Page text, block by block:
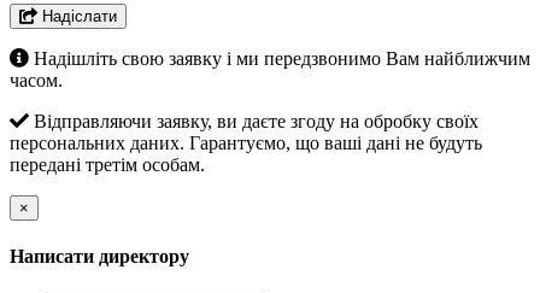
Надіслати
Надішліть свою заявку і ми передзвонимо Вам найближчим
часом.
Відправляючи заявку, ви даєте згоду на обробку своїх
персональних даних. Гарантуємо, що ваші дані не будуть
передані третім особам.
×
Написати директору